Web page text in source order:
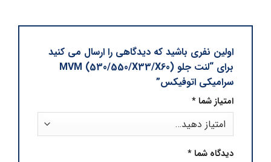
اولین نفری باشید که دیدگاهی را ارسال می کنید
برای “لنت جلو MVM (530/550/X33/X60)
سرامیکی اتوفیکس”
امتیاز شما*
دیدگاه شما*